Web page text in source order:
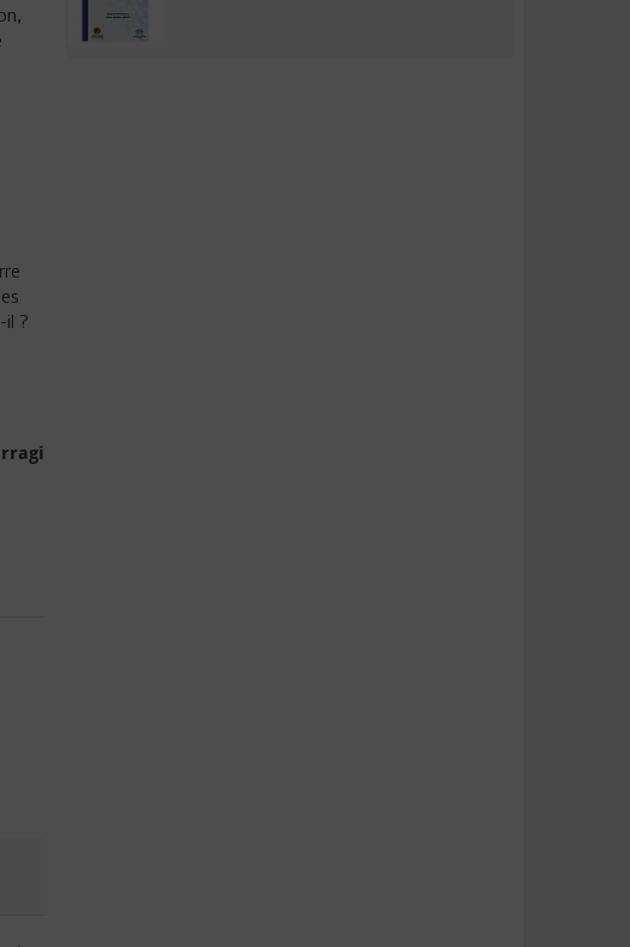
il ?